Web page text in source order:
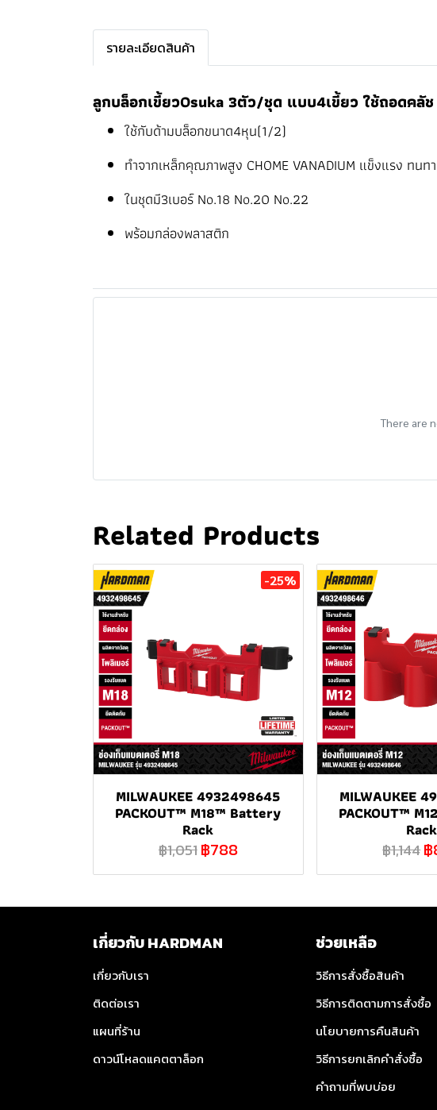
รายละเอียดสินค้า
ลูกบล็อกเขี้ยวOsuka 3ตัว/ชุด แบบ4เขี้ยว ใช้ถอดคลัช
ใช้กับด้ามบล็อกขนาด4หุน(1/2)
ทำจากเหล็กคุณภาพสูง CHOME VANADIUM แข็งแรง ทนท
ในชุดมี3เบอร์ No.18 No.20 No.22
พร้อมกล่องพลาสติก
There are
Related Products
-25%
MILWAUKEE 4932498645
PACKOUT™ M18™ Battery
Rack
฿1,051฿788
MILWAUKEE
PACKOUT™
Rack
฿1,144
เกี่ยวกับ HARDMAN
เกี่ยวกับเรา
ติดต่อเรา
แผนที่ร้าน
ดาวน์โหลดแคตตาล็อก
ช่วยเหลือ
วิธีการสั่งซื้อสินค้า
วิธีการติดตามการสั่งซื้อ
นโยบายการคืนสินค้า
วิธีการยกเลิกคำสั่งซื้อ
คำถามที่พบบ่อย